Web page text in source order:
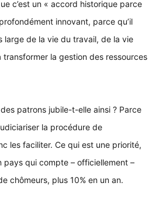
c’est un « accord historique parce
innovant, parce qu’il
large de la vie du travail, de la vie
transformer la gestion des ressources
patrons jubile-t-elle ainsi ? Parce
la procédure de
les faciliter. Ce qui est une priorité,
pays qui compte – officiellement –
chômeurs, plus 10% en un an.